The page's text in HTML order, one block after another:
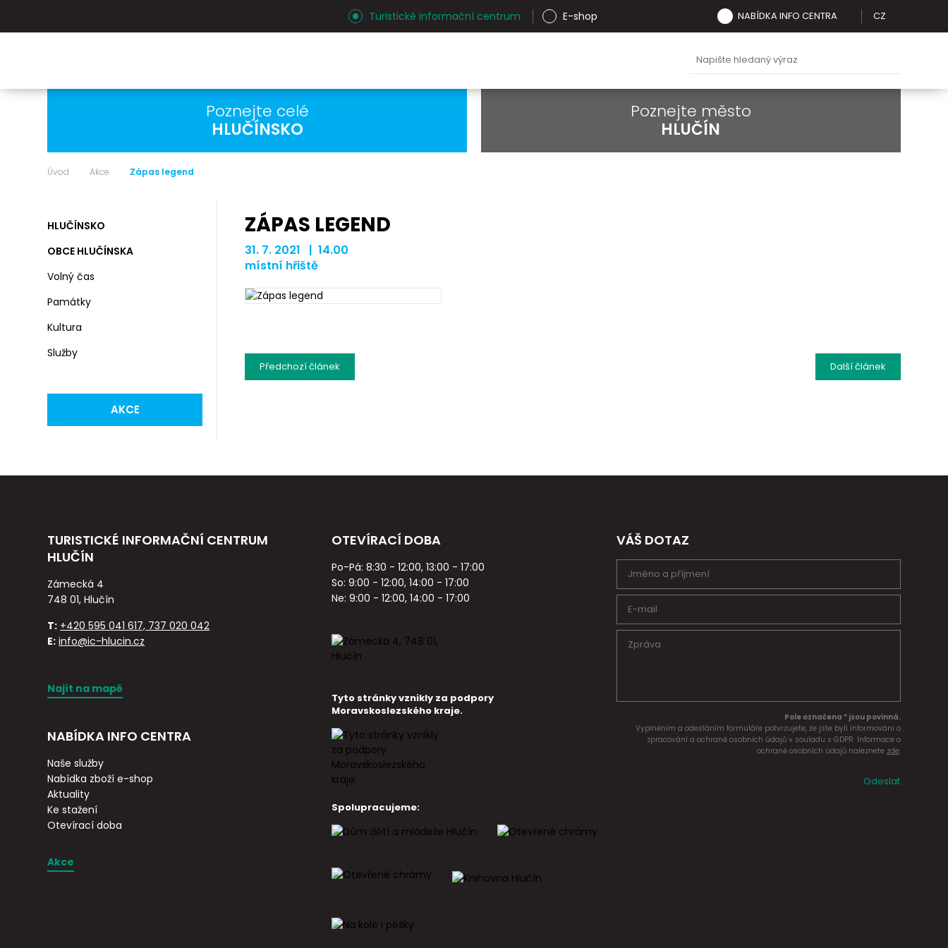
Turistické informační centrum E-shop NABÍDKA INFO CENTRA CZ
Poznejte celé
HLUČÍNSKO
Poznejte město
HLUČÍN
Úvod Akce Zápas legend
HLUČÍNSKO
OBCE HLUČÍNSKA
Volný čas
Památky
Kultura
Služby
AKCE
ZÁPAS LEGEND
31. 7. 2021 | 14.00
místní hřiště
Dalšíčlánek
Předchozíčlánek
TURISTICKÉ INFORMAČNÍ CENTRUM
HLUČÍN
Zámecká 4
748 01, Hlučín
T: +420 595 041 617, 737 020 042
E: info@ic-hlucin.cz
Najít na mapě
NABÍDKA INFO CENTRA
Naše služby
Nabídka zboží e-shop
Aktuality
Ke stažení
Otevírací doba
Akce
OTEVÍRACÍ DOBA
Po-Pá: 8:30 - 12:00, 13:00 - 17:00
So: 9:00 - 12:00, 14:00 - 17:00
Ne: 9:00 - 12:00, 14:00 - 17:00
Tyto stránky vznikly za podpory
Moravskoslezského kraje.
Spolupracujeme:
VÁŠ DOTAZ
Pole označena * jsou povinná.
Vyplněním a odesláním formuláře potvrzujete, že jste byli informováni o
zpracování a ochraně osobních údajů v souladu s GDPR. Informace o
ochraně osobních údajů naleznete zde.
Odeslat